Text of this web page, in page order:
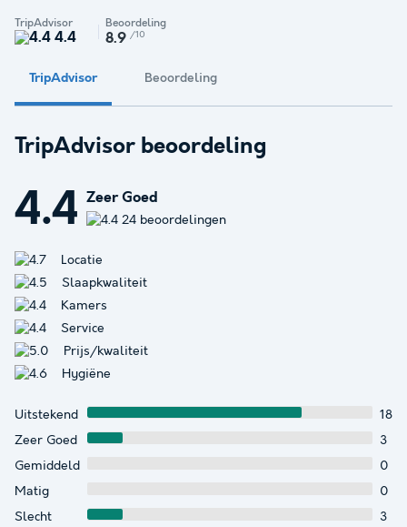
TripAdvisor
4.4
Beoordeling
8.9 /10
TripAdvisor Beoordeling
TripAdvisor beoordeling
4.4 Zeer Goed
24 beoordelingen
Locatie
Slaapkwaliteit
Kamers
Service
Prijs/kwaliteit
Hygiëne
Uitstekend
18
Zeer Goed
3
Gemiddeld
0
Matig
0
Slecht
3